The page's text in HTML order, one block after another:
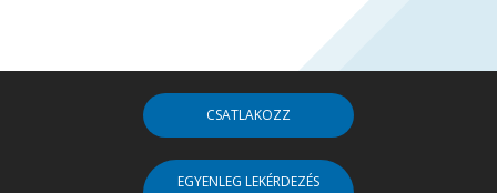
CSATLAKOZZ
EGYENLEG LEKÉRDEZÉS